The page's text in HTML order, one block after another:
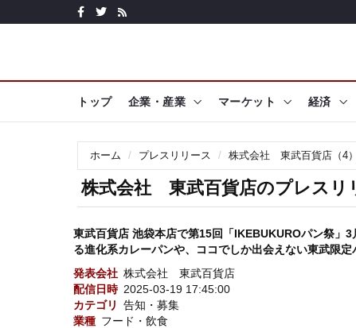
トップ 企業・産業 マーケット 経済
ホーム プレスリリース 株式会社 東武百貨店（4）
株式会社 東武百貨店のプレスリ
東武百貨店 池袋本店で第15回「IKEBUKUROパン祭
る進化系カレーパンや、ココでしか出会えない東武限定
発表会社 株式会社 東武百貨店
配信日時 2025-03-19 17:45:00
カテゴリ
告知・募集
業種 フード・飲食